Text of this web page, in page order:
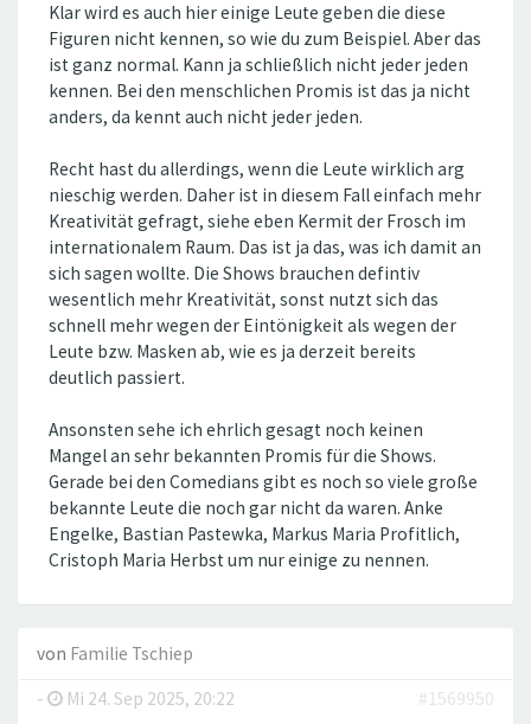
Klar wird es auch hier einige Leute geben die diese
Figuren nicht kennen, so wie du zum Beispiel. Aber das
ist ganz normal. Kann ja schließlich nicht jeder jeden
kennen. Bei den menschlichen Promis ist das ja nicht
anders, da kennt auch nicht jeder jeden.
Recht hast du allerdings, wenn die Leute wirklich arg
nieschig werden. Daher ist in diesem Fall einfach mehr
Kreativität gefragt, siehe eben Kermit der Frosch im
internationalem Raum. Das ist ja das, was ich damit an
sich sagen wollte. Die Shows brauchen defintiv
wesentlich mehr Kreativität, sonst nutzt sich das
schnell mehr wegen der Eintönigkeit als wegen der
Leute bzw. Masken ab, wie es ja derzeit bereits
deutlich passiert.
Ansonsten sehe ich ehrlich gesagt noch keinen
Mangel an sehr bekannten Promis für die Shows.
Gerade bei den Comedians gibt es noch so viele große
bekannte Leute die noch gar nicht da waren. Anke
Engelke, Bastian Pastewka, Markus Maria Profitlich,
Cristoph Maria Herbst um nur einige zu nennen.
von Familie Tschiep
-
Mi 24. Sep 2025, 20:22 #1569950